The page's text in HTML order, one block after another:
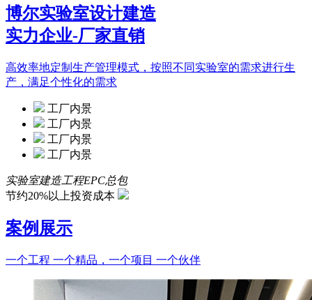
博尔实验室设计建造
实力企业-厂家直销
高效率地定制生产管理模式，按照不同实验室的需求进行生
产，满足个性化的需求
工厂内景
工厂内景
工厂内景
工厂内景
实验室建造工程EPC总包
节约20%以上投资成本
案例展示
一个工程 一个精品，一个项目 一个伙伴